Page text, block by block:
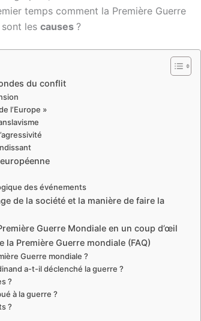
temps comment la Première Guerre
les causes ?
du conflit
l’Europe »
des événements
de la société et la manière de faire la
Guerre Mondiale en un coup d’œil
Première Guerre mondiale (FAQ)
Guerre mondiale ?
a-t-il déclenché la guerre ?
?
à la guerre ?
?